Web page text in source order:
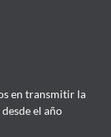
en transmitir la
el año